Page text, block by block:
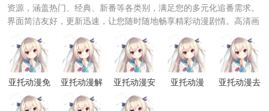
3. 社区交流：设有动漫社区板块，用户可以在这里发表观
点、分享心得，与其他动漫爱好者互动交流。
4. 个性化推荐：根据用户的观看历史和喜好，智能推荐符合
用户口味的动漫作品。
5. 离线下载：支持动漫作品的离线下载功能，让用户在没有
资源，涵盖热门、经典、新番等各类别，满足您的多元化追番需求。
界面简洁友好，更新迅速，让您随时随地畅享精彩动漫剧情。高清画
亚托动漫免
费版
亚托动漫解
锁码
亚托动漫安
卓版
亚托动漫
亚托动漫去